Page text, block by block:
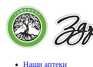
Наши аптеки